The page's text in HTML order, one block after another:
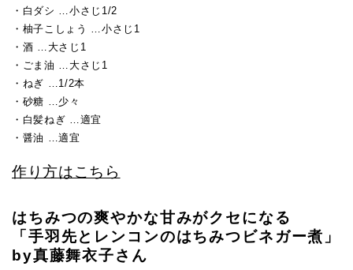
・白ダシ …小さじ1/2
・柚子こしょう …小さじ1
・酒 …大さじ1
・ごま油 …大さじ1
・ねぎ …1/2本
・砂糖 …少々
・白髪ねぎ …適宜
・醤油 …適宜
作り方はこちら
はちみつの爽やかな甘みがクセになる
「手羽先とレンコンのはちみつビネガー煮」
by真藤舞衣子さん